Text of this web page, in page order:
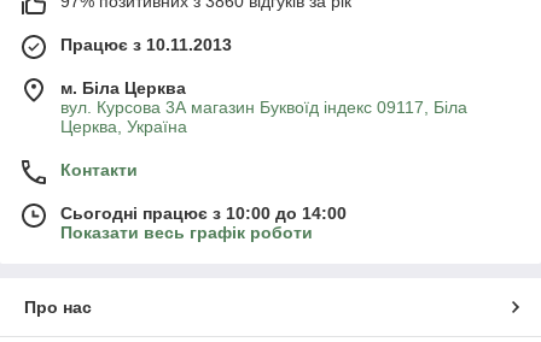
Працює з 10.11.2013
м. Біла Церква
вул. Курсова 3А магазин Буквоїд індекс 09117, Біла
Церква, Україна
Контакти
Сьогодні працює з 10:00 до 14:00
Показати весь графік роботи
Про нас